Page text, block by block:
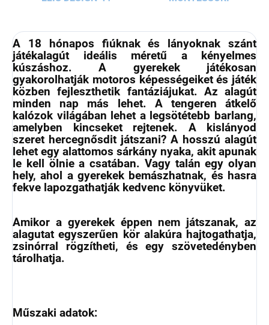
A 18 hónapos fiúknak és lányoknak szánt
játékalagút ideális méretű a kényelmes
kúszáshoz. A gyerekek játékosan
gyakorolhatják motoros képességeiketés játék
közben fejleszthetik fantáziájukat. Az alagút
minden nap más lehet. A tengeren átkelő
kalózok világában lehet a legsötétebb barlang,
amelyben kincseket rejtenek. A kislányod
szeret hercegnősdit játszani? A hosszú alagút
lehet egy alattomos sárkány nyaka, akit apunak
le kell ölnie a csatában. Vagy talán egy olyan
hely, ahol a gyerekek bemászhatnak, és hasra
fekve lapozgathatják kedvenc könyvüket.
Amikor a gyerekek éppen nem játszanak, az
alagutat egyszerűen kör alakúra hajtogathatja,
zsinórral rögzítheti, és egy szövetedényben
tárolhatja.
Műszaki adatok: